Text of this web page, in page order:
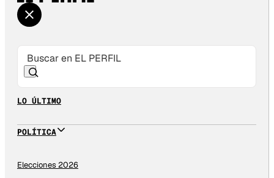
LO ÚLTIMO
POLÍTICA
Elecciones 2026